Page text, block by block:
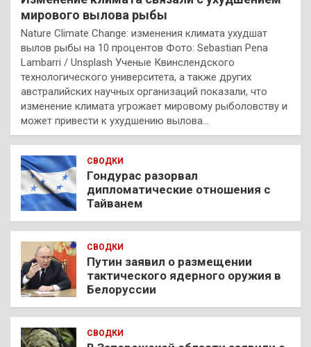
мирового вылова рыбы
Nature Climate Change: изменения климата ухудшат
вылов рыбы на 10 процентов Фото: Sebastian Pena
Lambarri / Unsplash Ученые Квинслендского
технологического университета, а также других
австралийских научных организаций показали, что
изменение климата угрожает мировому рыболовству и
может привести к ухудшению вылова…
СВОДКИ
Гондурас разорвал
дипломатические отношения с
Тайванем
СВОДКИ
Путин заявил о размещении
тактического ядерного оружия в
Белоруссии
СВОДКИ